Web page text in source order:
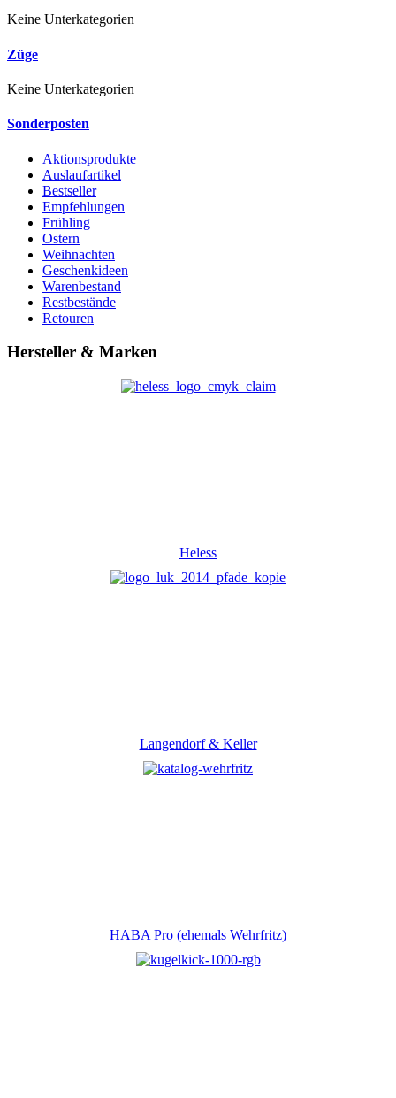
Keine Unterkategorien
Züge
Keine Unterkategorien
Sonderposten
Aktionsprodukte
Auslaufartikel
Bestseller
Empfehlungen
Frühling
Ostern
Weihnachten
Geschenkideen
Warenbestand
Restbestände
Retouren
Hersteller & Marken
Heless
Langendorf & Keller
HABA Pro (ehemals Wehrfritz)